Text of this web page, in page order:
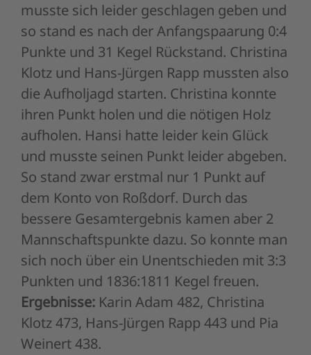
musste sich leider geschlagen geben und
so stand es nach der Anfangspaarung 0:4
Punkte und 31 Kegel Rückstand. Christina
Klotz und Hans-Jürgen Rapp mussten also
die Aufholjagd starten. Christina konnte
ihren Punkt holen und die nötigen Holz
aufholen. Hansi hatte leider kein Glück
und musste seinen Punkt leider abgeben.
So stand zwar erstmal nur 1 Punkt auf
dem Konto von Roßdorf. Durch das
bessere Gesamtergebnis kamen aber 2
Mannschaftspunkte dazu. So konnte man
sich noch über ein Unentschieden mit 3:3
Punkten und 1836:1811 Kegel freuen.
Ergebnisse: Karin Adam 482, Christina
Klotz 473, Hans-Jürgen Rapp 443 und Pia
Weinert 438.